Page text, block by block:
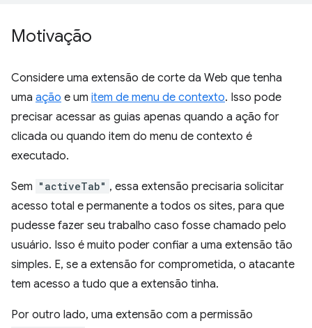
Motivação
Considere uma extensão de corte da Web que tenha
uma ação e um item de menu de contexto. Isso pode
precisar acessar as guias apenas quando a ação for
clicada ou quando item do menu de contexto é
executado.
Sem "activeTab" , essa extensão precisaria solicitar
acesso total e permanente a todos os sites, para que
pudesse fazer seu trabalho caso fosse chamado pelo
usuário. Isso é muito poder confiar a uma extensão tão
simples. E, se a extensão for comprometida, o atacante
tem acesso a tudo que a extensão tinha.
Por outro lado, uma extensão com a permissão